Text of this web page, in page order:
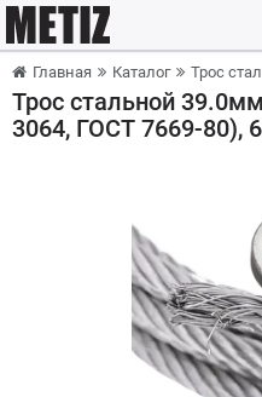
Главная Каталог Трос
Трос стальной
3064, ГОСТ 7669-80),